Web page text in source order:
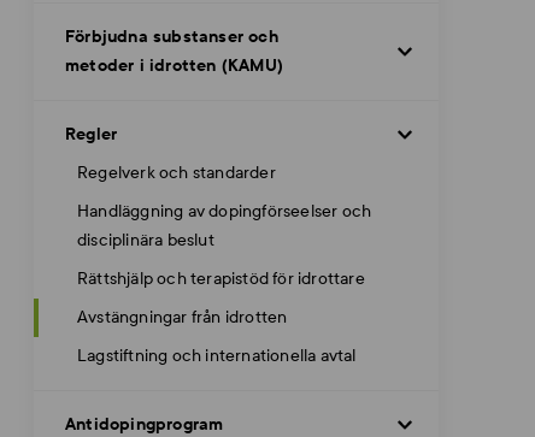
Förbjudna substanser och
metoder i idrotten (KAMU)
Regler
Regelverk och standarder
Handläggning av dopingförseelser och
disciplinära beslut
Rättshjälp och terapistöd för idrottare
Avstängningar från idrotten
Lagstiftning och internationella avtal
Antidopingprogram